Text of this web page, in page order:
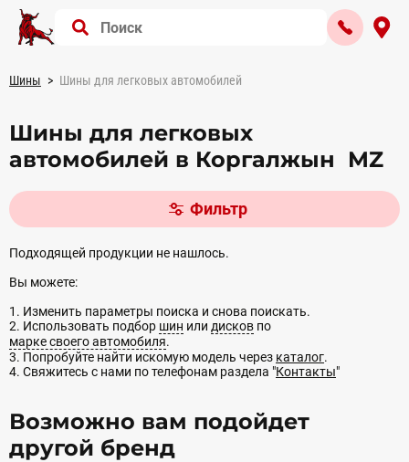
Шины Шины для легковых автомобилей
Шины для легковых
автомобилей в Коргалжын MZ
Фильтр
Подходящей продукции не нашлось.
Вы можете:
1. Изменить параметры поиска и снова поискать.
2. Использовать подбор шин или дисков по
марке своего автомобиля.
3. Попробуйте найти искомую модель через каталог.
4. Свяжитесь с нами по телефонам раздела "Контакты"
Возможно вам подойдет
другой бренд